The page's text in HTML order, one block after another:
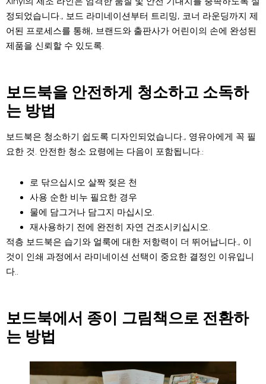
정되었습니다., 보드 라미네이션부터 트리밍, 코너 라운딩까지 제
어된 프로세스를 통해, 브랜드와 출판사가 어린이의 손에 완성된
제품을 신뢰할 수 있도록.
보드북을 안전하게 청소하고 소독하
는 방법
보드북은 청소하기 쉽도록 디자인되었습니다., 영유아에게 꼭 필
요한 것. 안전한 청소 요령에는 다음이 포함됩니다.:
로 닦으십시오 살짝 젖은 천
사용 순한 비누 필요한 경우
물에 담그거나 담그지 마십시오.
재사용하기 전에 완전히 자연 건조시키십시오.
적층 보드북은 습기와 얼룩에 대한 저항력이 더 뛰어납니다., 이
것이 인쇄 과정에서 라미네이션 선택이 중요한 결정인 이유입니
다..
보드북에서 종이 그림책으로 전환하
는 방법